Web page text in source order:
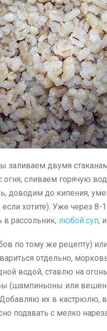
заливаем двумя
сливаем горячую
доводим до кипения,
хотите). Уже через 8-
в рассольник, любой суп,
по тому же рецепту)
отдельно,
водой, ставлю на
(шампиньоны или
их в кастрюлю,
подавать с мелко